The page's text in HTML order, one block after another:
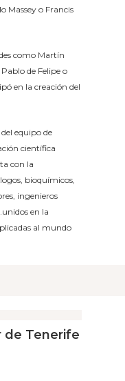
Massey o Francis
como Martín
de Felipe o
en la creación del
equipo de
científica
con la
bioquímicos,
ingenieros
en la
al mundo
de Tenerife